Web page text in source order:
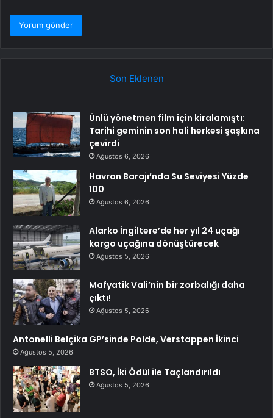
Son Eklenen
Ünlü yönetmen film için kiralamıştı:
Tarihi geminin son hali herkesi şaşkına
çevirdi
Ağustos 6, 2026
Havran Barajı’nda Su Seviyesi Yüzde
100
Ağustos 6, 2026
Alarko İngiltere’de her yıl 24 uçağı
kargo uçağına dönüştürecek
Ağustos 5, 2026
Mafyatik Vali’nin bir zorbalığı daha
çıktı!
Ağustos 5, 2026
Antonelli Belçika GP’sinde Polde, Verstappen İkinci
Ağustos 5, 2026
BTSO, İki Ödül ile Taçlandırıldı
Ağustos 5, 2026